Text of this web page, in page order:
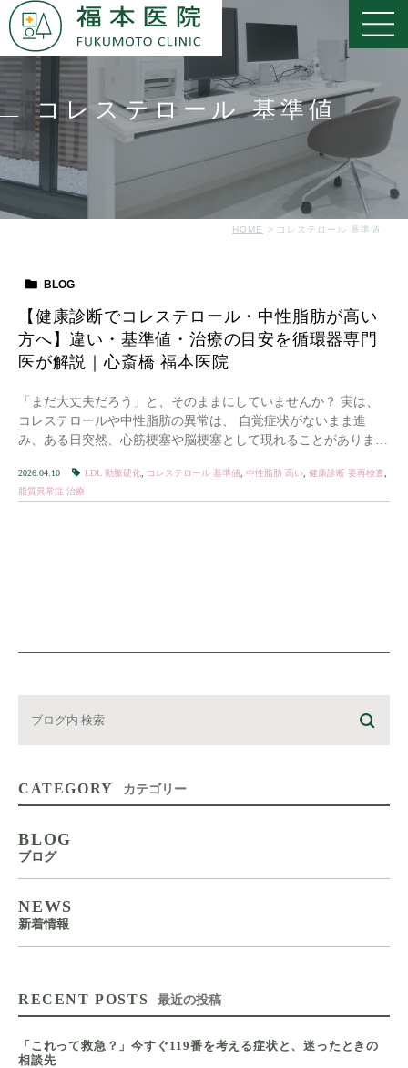
コレステロール 基準値
HOME コレステロール 基準値
BLOG
【健康診断でコレステロール・中性脂肪が高い
方へ】違い・基準値・治療の目安を循環器専門
医が解説｜心斎橋 福本医院
「まだ大丈夫だろう」と、そのままにしていませんか？ 実は、
コレステロールや中性脂肪の異常は、 自覚症状がないまま進
み、ある日突然、心筋梗塞や脳梗塞として現れることがありま
2026.04.10 LDL 動脈硬化 コレステロール 基準値 中性脂肪 高い 健康診断 要再検査
脂質異常症 治療
CATEGORY カテゴリー
BLOG
ブログ
NEWS
新着情報
RECENT POSTS 最近の投稿
「これって救急？」今すぐ119番を考える症状と、迷ったときの
相談先